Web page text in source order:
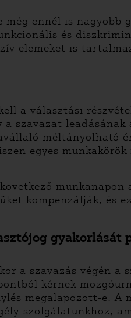
ennél is nagyobb
és
elemeket is
a választási
szavazat leadásának
méltányolható
egyes munkakörök
munkanapon
kompenzálják, és
a szavazás végén a
kérnek
megalapozott-e. A
szolgálatunkhoz,